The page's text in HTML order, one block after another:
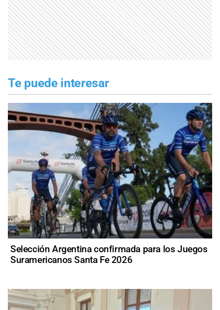
Te puede interesar
Selección Argentina confirmada para los Juegos
Suramericanos Santa Fe 2026